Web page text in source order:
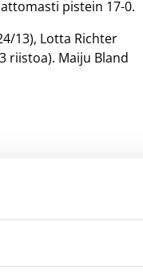
pistein 17-0.
13), Lotta Richter
riistoa). Maiju Bland
ToPon.
hallitsi kolmatta